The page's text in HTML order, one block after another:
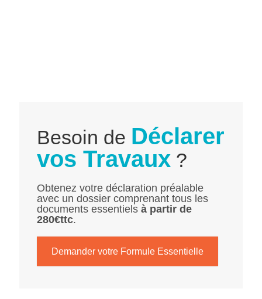
Besoin de Déclarer
vos Travaux ?
Obtenez votre déclaration préalable
avec un dossier comprenant tous les
documents essentielsà partir de
280€ttc.
Demander votre Formule Essentielle